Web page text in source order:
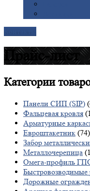
Прайс-лист
Категории
Панели СИП (SIP)
Фальцевая кровля
Арматурные
Евроштакетник (74)
Забор
Металлочерепица
Омега-профиль
Быстровозводимые
Дорожные